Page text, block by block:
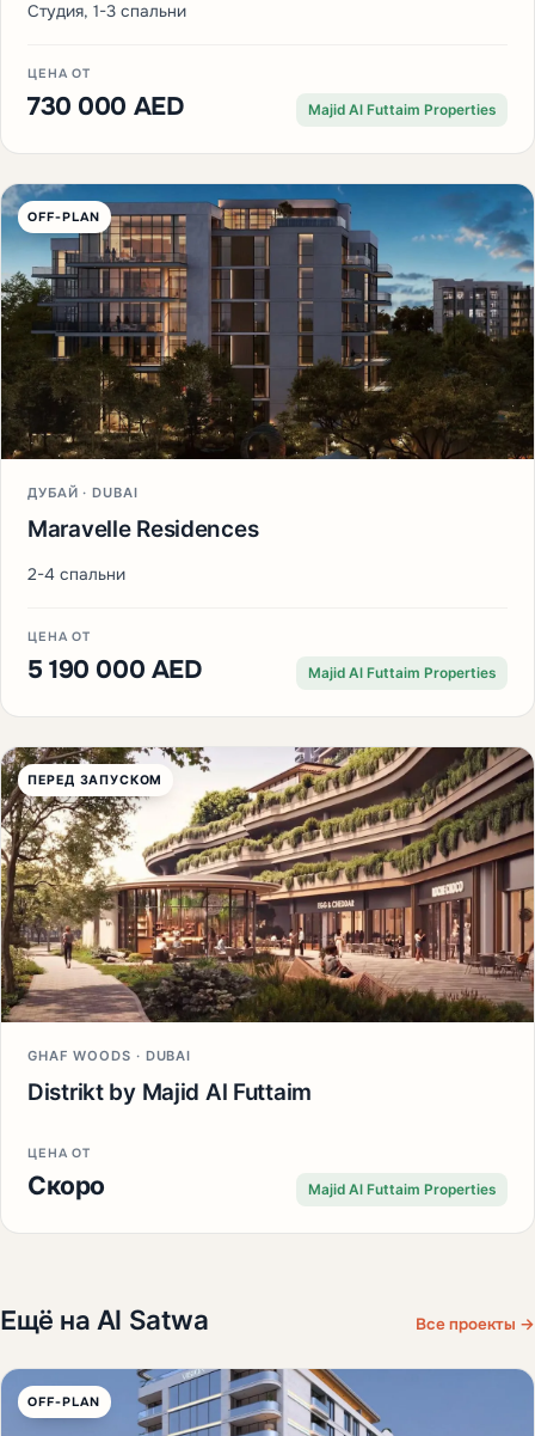
Студия, 1-3 спальни
ЦЕНА ОТ
730 000 AED Majid Al Futtaim Properties
OFF-PLAN
ДУБАЙ · DUBAI
Maravelle Residences
2-4 спальни
ЦЕНА ОТ
5 190 000 AED Majid Al Futtaim Properties
ПЕРЕД ЗАПУСКОМ
GHAF WOODS · DUBAI
Distrikt by Majid Al Futtaim
ЦЕНА ОТ
Скоро Majid Al Futtaim Properties
Ещё на Al Satwa Все проекты →
OFF-PLAN